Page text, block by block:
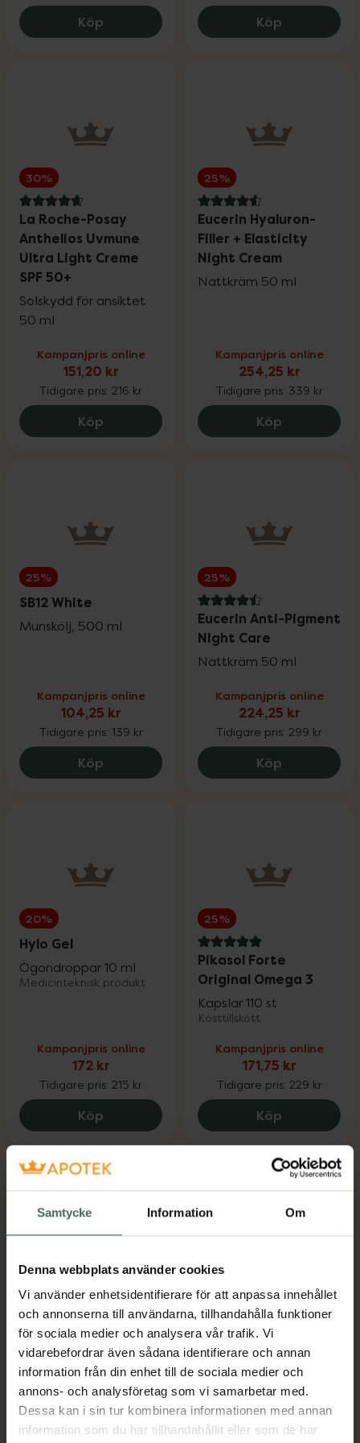
Samtycke Information Om
Denna webbplats använder cookies
Vi använder enhetsidentifierare för att anpassa innehållet
och annonserna till användarna, tillhandahålla funktioner
för sociala medier och analysera vår trafik. Vi
vidarebefordrar även sådana identifierare och annan
information från din enhet till de sociala medier och
annons- och analysföretag som vi samarbetar med.
Dessa kan i sin tur kombinera informationen med annan
information som du har tillhandahållit eller som de har
Wartner
Wella Professionals
Wellibites
Wild 15%
Nailner och Wortie
Vårt eget varumärke 25%
Solskydd Upp till 30%
Kosttillskott Upp till 25%
Vårt eget varumärke
Upp till 25%
Mun- & tandvård Upp till 30%
Sår, bett & stick Upp till 30%
För våra klubbmedlemmar
Nyheter
Fynda
Köp Medicube Collagen Night Wrapping
Köp Nyttoteket
30%
4.8 av 5 i omdöme
La Roche-Posay
Anthelios Uvmune
Ultra Light Creme
SPF 50+
Solskydd för ansiktet
50 ml
Kampanjpris online
151,20 kr
Tidigare pris: 216 kr
Köp La Roche-Posay Anthelios Uvmune
25%
4.6 av 5 i omdöme
Eucerin Hyaluron-
Filler + Elasticity
Night Cream
Nattkräm 50 ml
Kampanjpris online
254,25 kr
Tidigare pris: 339 kr
Köp Eucerin
25%
SB12 White
Munskölj, 500 ml
Kampanjpris online
104,25 kr
Tidigare pris: 139 kr
Köp SB12 White, 104.25 kr.
25%
4.5 av 5 i omdöme
Eucerin Anti-Pigment
Night Care
Nattkräm 50 ml
Kampanjpris online
224,25 kr
Tidigare pris: 299 kr
Köp Eucerin
20%
Hylo Gel
Ögondroppar 10 ml
Medicinteknisk produkt
Kampanjpris online
172 kr
Tidigare pris: 215 kr
Köp Hylo Gel, 172 kr.
25%
5 av 5 i omdöme
Pikasol Forte
Original Omega 3
Kapslar 110 st
Kosttillskott
Kampanjpris online
171,75 kr
Tidigare pris: 229 kr
Köp Pikasol
25%
4.7 av 5 i omdöme
Eucerin Hyaluron-
Filler + Elasticity Day
Cream SPF30
Dagkräm med solskydd
50 ml
Kampanjpris online
25%
4.7 av 5 i omdöme
Pharbio Forte
Omega 3
Kapslar 120 st
Kosttillskott
Kampanjpris online